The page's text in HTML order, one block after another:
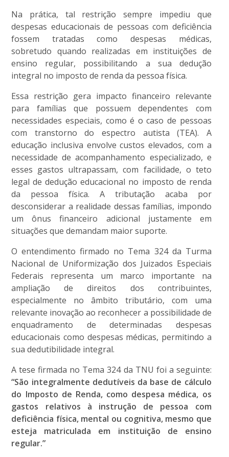
Na prática, tal restrição sempre impediu que
despesas educacionais de pessoas com deficiência
fossem tratadas como despesas médicas,
sobretudo quando realizadas em instituições de
ensino regular, possibilitando a sua dedução
integral no imposto de renda da pessoa física.
Essa restrição gera impacto financeiro relevante
para famílias que possuem dependentes com
necessidades especiais, como é o caso de pessoas
com transtorno do espectro autista (TEA). A
educação inclusiva envolve custos elevados, com a
necessidade de acompanhamento especializado, e
esses gastos ultrapassam, com facilidade, o teto
legal de dedução educacional no imposto de renda
da pessoa física. A tributação acaba por
desconsiderar a realidade dessas famílias, impondo
um ônus financeiro adicional justamente em
situações que demandam maior suporte.
O entendimento firmado no Tema 324 da Turma
Nacional de Uniformização dos Juizados Especiais
Federais representa um marco importante na
ampliação de direitos dos contribuintes,
especialmente no âmbito tributário, com uma
relevante inovação ao reconhecer a possibilidade de
enquadramento de determinadas despesas
educacionais como despesas médicas, permitindo a
sua dedutibilidade integral.
A tese firmada no Tema 324 da TNU foi a seguinte:
“São integralmente dedutíveis da base de cálculo
do Imposto de Renda, como despesa médica, os
gastos relativos à instrução de pessoa com
deficiência física, mental ou cognitiva, mesmo que
esteja matriculada em instituição de ensino
regular.”